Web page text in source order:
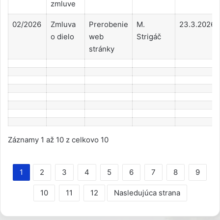
zmluve
02/2026
Zmluva
o dielo
Prerobenie
web
stránky
M.
Strigáč
23.3.2026
Záznamy 1 až 10 z celkovo 10
1 2 3 4 5 6 7 8 9
10 11 12 Nasledujúca strana